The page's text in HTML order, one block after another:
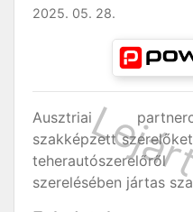
2025. 05. 28.
Ausztriai
szakképzett
szerelésében jártas